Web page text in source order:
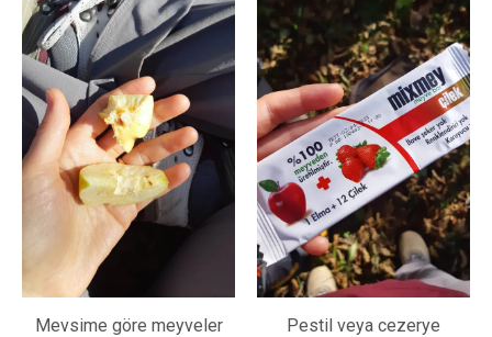
Mevsime göre meyveler
Pestil veya cezerye